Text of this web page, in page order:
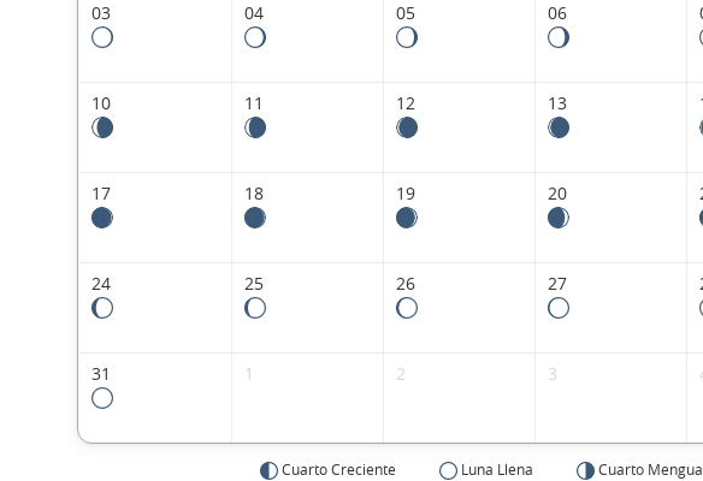
03 04 05 06
10 11 12 13
17
18 19 20
24
25 26 27
31
1 2 3
Cuarto Creciente Luna Llena Cuarto